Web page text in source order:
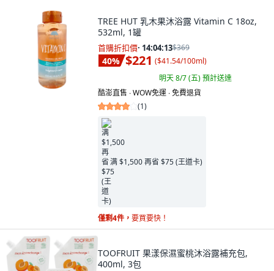
TREE HUT 乳木果沐浴露 Vitamin C 18oz,
532ml, 1罐
首購折扣價· 14:04:11$369
40% $221 ($41.54/100ml)
明天 8/7 (五)預計送達
酷澎直售 ∙ WOW免運 ∙ 免費退貨
(1)
满 $1,500 再省 $75 (王道卡)
僅剩4件， 要買要快！
TOOFRUIT 果漾保濕蜜桃沐浴露補充包,
400ml, 3包